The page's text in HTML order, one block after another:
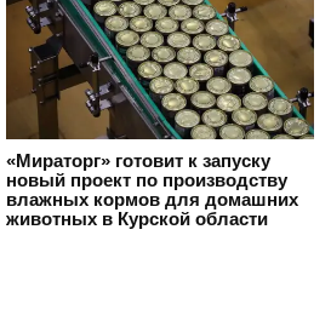
«Мираторг» готовит к запуску
новый проект по производству
влажных кормов для домашних
животных в Курской области